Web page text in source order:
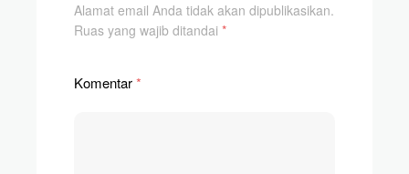
Alamat email Anda tidak akan dipublikasikan.
Ruas yang wajib ditandai *
Komentar*